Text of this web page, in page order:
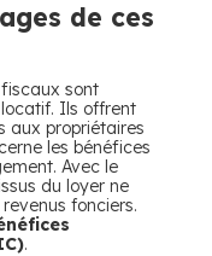
de ces
sont
locatif. Ils offrent
aux propriétaires
les bénéfices
Avec le
du loyer ne
fonciers.
.